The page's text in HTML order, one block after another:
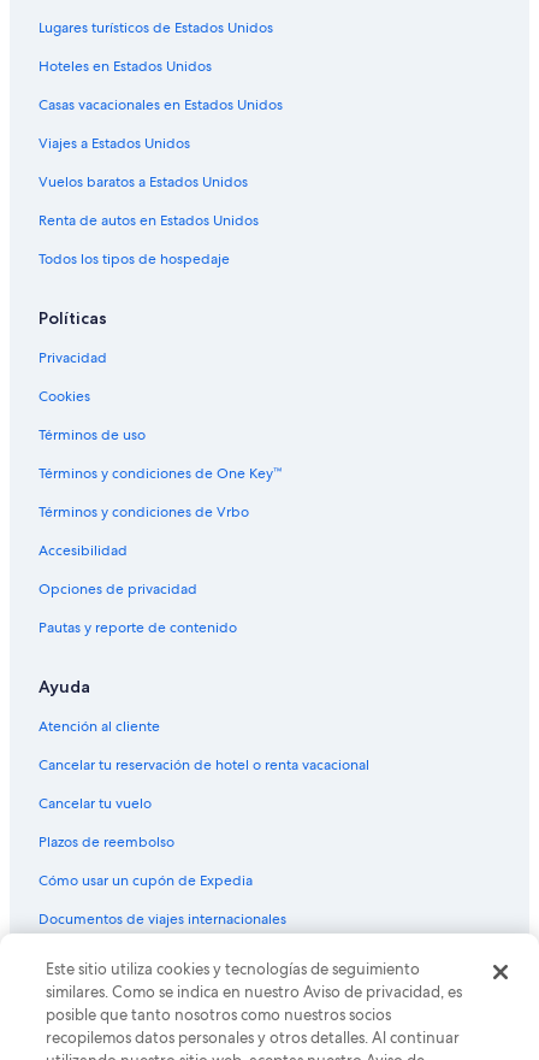
Lugares turísticos de Estados Unidos
Hoteles en Estados Unidos
Casas vacacionales en Estados Unidos
Viajes a Estados Unidos
Vuelos baratos a Estados Unidos
Renta de autos en Estados Unidos
Todos los tipos de hospedaje
Políticas
Privacidad
Cookies
Términos de uso
Términos y condiciones de One Key™
Términos y condiciones de Vrbo
Accesibilidad
Opciones de privacidad
Pautas y reporte de contenido
Ayuda
Atención al cliente
Cancelar tu reservación de hotel o renta vacacional
Cancelar tu vuelo
Plazos de reembolso
Cómo usar un cupón de Expedia
Documentos de viajes internacionales
© 2026 Expedia, Inc., una empresa de Expedia Group. Todos los
derechos reservados. Expedia y el logo de Expedia son marcas
registradas o marcas comerciales de Expedia, Inc. CST# 2029030-50.
Este sitio utiliza cookies y tecnologías de seguimiento
similares. Como se indica en nuestro Aviso de privacidad, es
posible que tanto nosotros como nuestros socios
recopilemos datos personales y otros detalles. Al continuar